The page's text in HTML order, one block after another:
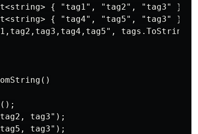
{ "tag1", "tag2", "tag3" });
{ "tag4", "tag5", "tag3" });
tag3");
tag3");